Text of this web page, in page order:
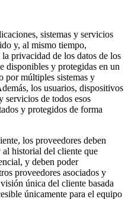
sistemas y servicios
y, al mismo tiempo,
privacidad de los datos de los
disponibles y protegidas en un
por múltiples sistemas y
los usuarios, dispositivos
de todos esos
y protegidos de forma
los proveedores deben
al historial del cliente que
y deben poder
proveedores asociados y
única del cliente basada
únicamente para el equipo